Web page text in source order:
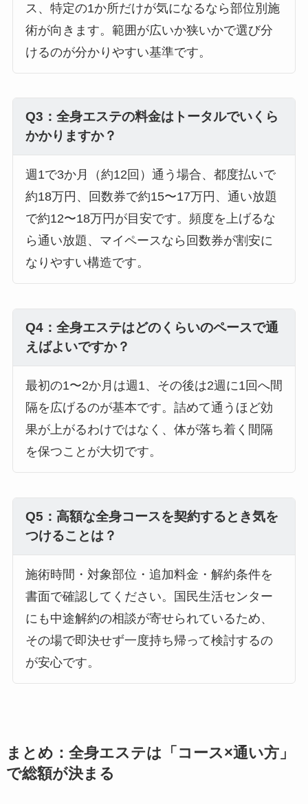
ス、特定の1か所だけが気になるなら部位別施
術が向きます。範囲が広いか狭いかで選び分
けるのが分かりやすい基準です。
Q3：全身エステの料金はトータルでいくら
かかりますか？
週1で3か月（約12回）通う場合、都度払いで
約18万円、回数券で約15〜17万円、通い放題
で約12〜18万円が目安です。頻度を上げるな
ら通い放題、マイペースなら回数券が割安に
なりやすい構造です。
Q4：全身エステはどのくらいのペースで通
えばよいですか？
最初の1〜2か月は週1、その後は2週に1回へ間
隔を広げるのが基本です。詰めて通うほど効
果が上がるわけではなく、体が落ち着く間隔
を保つことが大切です。
Q5：高額な全身コースを契約するとき気を
つけることは？
施術時間・対象部位・追加料金・解約条件を
書面で確認してください。国民生活センター
にも中途解約の相談が寄せられているため、
その場で即決せず一度持ち帰って検討するの
が安心です。
まとめ：全身エステは「コース×通い方」
で総額が決まる